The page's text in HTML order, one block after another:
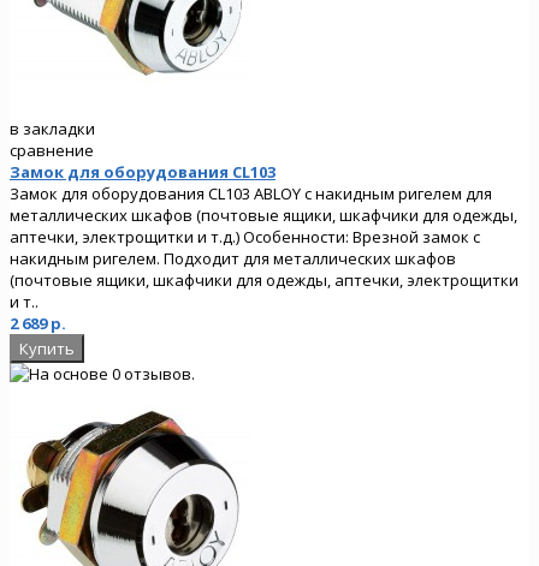
в закладки
сравнение
Замок для оборудования CL103
Замок для оборудования CL103 ABLOY с накидным ригелем для
металлических шкафов (почтовые ящики, шкафчики для одежды,
аптечки, электрощитки и т.д.) Особенности: Врезной замок с
накидным ригелем. Подходит для металлических шкафов
(почтовые ящики, шкафчики для одежды, аптечки, электрощитки
и т..
2 689 р.